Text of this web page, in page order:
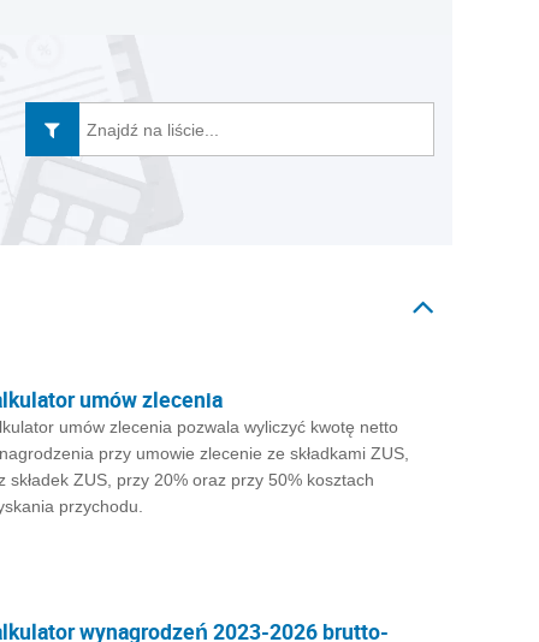
umów zlecenia
umów zlecenia pozwala wyliczyć kwotę netto
przy umowie zlecenie ze składkami ZUS,
składek ZUS, przy 20% oraz przy 50% kosztach
przychodu.
wynagrodzeń 2023-2026 brutto-